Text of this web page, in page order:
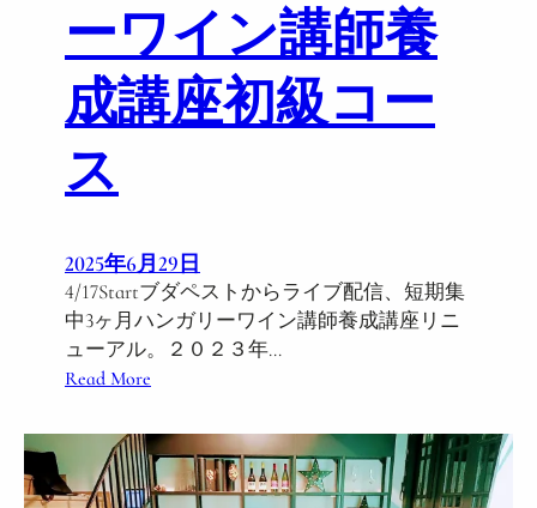
ーワイン講師養
成講座初級コー
ス
2025年6月29日
4/17Startブダペストからライブ配信、短期集
中3ヶ月ハンガリーワイン講師養成講座リニ
ューアル。２０２３年…
Read More
期
集
中